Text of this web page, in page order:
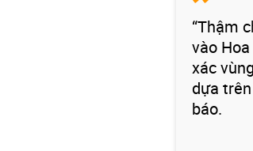
“Thậm
vào
xác
dựa
báo.